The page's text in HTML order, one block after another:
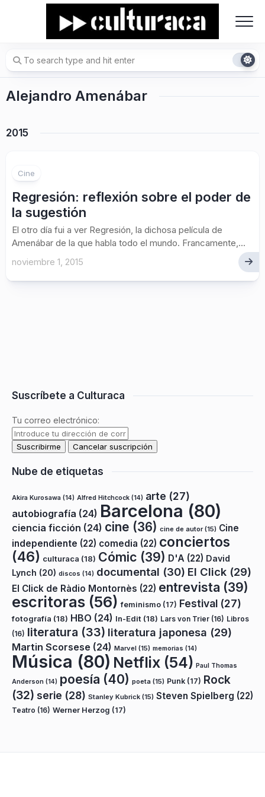
Alejandro Amenábar
2015
Cine
Regresión: reflexión sobre el poder de
la sugestión
El otro día fui a ver Regresión, la dichosa película de
Amenábar de la que habla todo el mundo. Francamente,...
noviembre 1, 2015
Suscríbete a Culturaca
Tu correo electrónico:
Nube de etiquetas
Akira Kurosawa (14) Alfred Hitchcock (14) arte (27)
autobiografía (24) Barcelona (80)
ciencia ficción (24) cine (36) cine de autor(15) Cine
independiente (22) comedia (22) conciertos
(46) culturaca (18) Cómic (39) D'A (22) David
Lynch (20) discos (14) documental (30) El Click (29)
El Click de Ràdio Montornès (22) entrevista (39)
escritoras (56) feminismo (17) Festival (27)
fotografía (18) HBO (24) In-Edit (18) Lars von Trier (16) Libros
(16) literatura (33) literatura japonesa (29)
Martin Scorsese (24) Marvel (15) memorias (14)
Música (80) Netflix (54) Paul Thomas
Anderson (14) poesía (40) poeta (15) Punk (17) Rock
(32) serie (28) Stanley Kubrick (15) Steven Spielberg (22)
Teatro (16) Werner Herzog (17)